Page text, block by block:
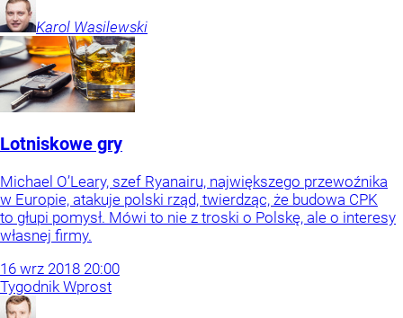
Karol Wasilewski
Lotniskowe gry
Michael O’Leary, szef Ryanairu, największego przewoźnika
w Europie, atakuje polski rząd, twierdząc, że budowa CPK
to głupi pomysł. Mówi to nie z troski o Polskę, ale o interesy
własnej firmy.
16 wrz 2018 20:00
Tygodnik Wprost